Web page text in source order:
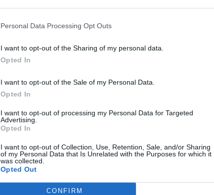
Personal Data Processing Opt Outs
I want to opt-out of the Sharing of my personal data.
Opted In
I want to opt-out of the Sale of my Personal Data.
Opted In
I want to opt-out of processing my Personal Data for Targeted
Advertising.
Opted In
I want to opt-out of Collection, Use, Retention, Sale, and/or Sharing
of my Personal Data that Is Unrelated with the Purposes for which it
was collected.
Opted Out
CONFIRM